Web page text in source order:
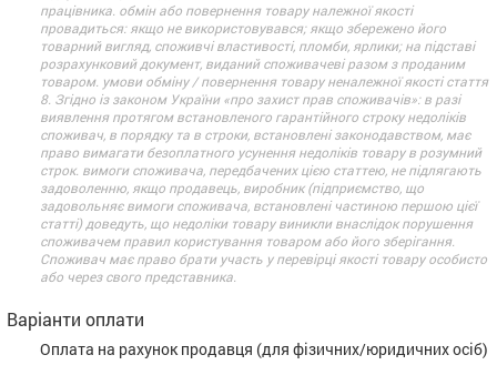
працівника. обмін або повернення товару належної якості
провадиться: якщо не використовувався; якщо збережено його
товарний вигляд, споживчі властивості, пломби, ярлики; на підставі
розрахунковий документ, виданий споживачеві разом з проданим
товаром. умови обміну / повернення товару неналежної якості стаття
8. Згідно із законом України «про захист прав споживачів»: в разі
виявлення протягом встановленого гарантійного строку недоліків
споживач, в порядку та в строки, встановлені законодавством, має
право вимагати безоплатного усунення недоліків товару в розумний
строк. вимоги споживача, передбачених цією статтею, не підлягають
задоволенню, якщо продавець, виробник (підприємство, що
задовольняє вимоги споживача, встановлені частиною першою цієї
статті) доведуть, що недоліки товару виникли внаслідок порушення
споживачем правил користування товаром або його зберігання.
Споживач має право брати участь у перевірці якості товару особисто
або через свого представника.
Варіанти оплати
Оплата на рахунок продавця (для фізичних/юридичних осіб)